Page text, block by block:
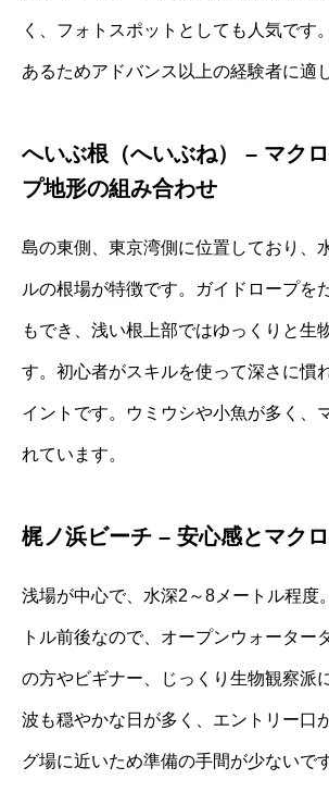
く、フォトスポットとしても人気です
あるためアドバンス以上の経験者に適
へいぶ根（へいぶね） – マク
プ地形の組み合わせ
島の東側、東京湾側に位置しており、
ルの根場が特徴です。ガイドロープを
もでき、浅い根上部ではゆっくりと生
す。初心者がスキルを使って深さに慣
イントです。ウミウシや小魚が多く、
れています。
梶ノ浜ビーチ – 安心感とマク
浅場が中心で、水深2～8メートル程度
トル前後なので、オープンウォーター
の方やビギナー、じっくり生物観察派
波も穏やかな日が多く、エントリー口
グ場に近いため準備の手間が少ないで